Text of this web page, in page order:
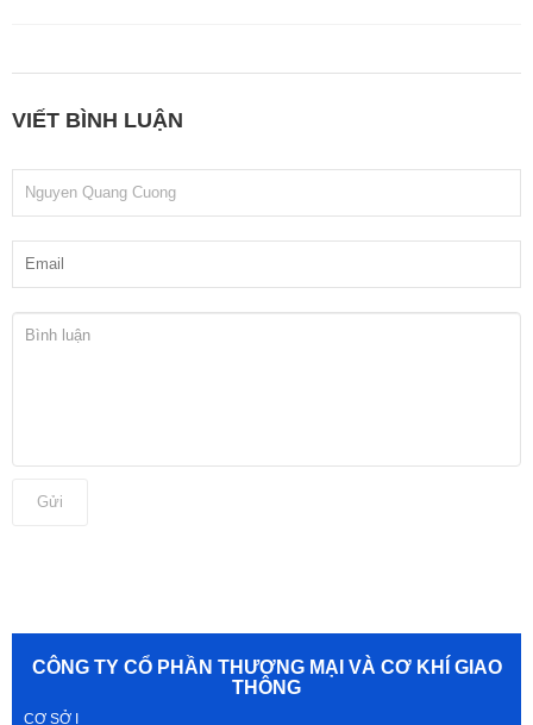
VIẾT BÌNH LUẬN
Gửi
CÔNG TY CỔ PHẦN THƯƠNG MẠI VÀ CƠ KHÍ GIAO
THÔNG
CƠ SỞ I